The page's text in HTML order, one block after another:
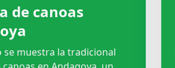
de canoas
se muestra la tradicional